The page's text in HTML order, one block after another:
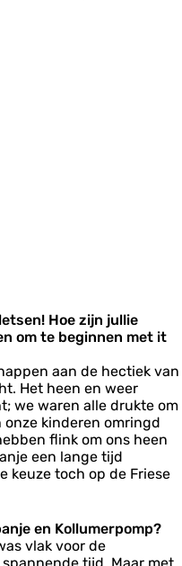
Hoe zijn jullie
om te beginnen met it
aan de hectiek van
Het heen en weer
we waren alle drukte om
onze kinderen omringd
flink om ons heen
een lange tijd
keuze toch op de Friese
en Kollumerpomp?
vlak voor de